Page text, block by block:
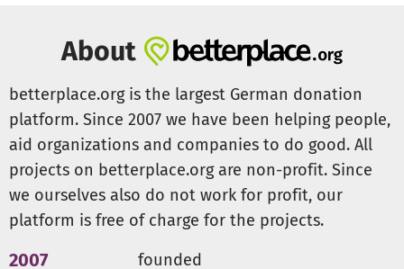
About
betterplace.org is the largest German donation
platform. Since 2007 we have been helping people,
aid organizations and companies to do good. All
projects on betterplace.org are non-profit. Since
we ourselves also do not work for profit, our
platform is free of charge for the projects.
2007 founded